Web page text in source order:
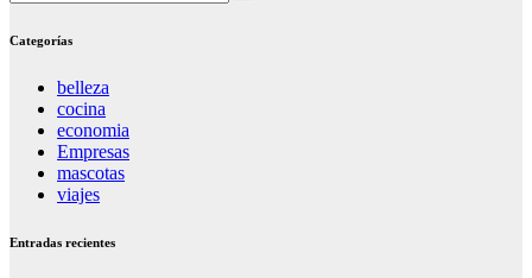
Categorías
belleza
cocina
economia
Empresas
mascotas
viajes
Entradas recientes